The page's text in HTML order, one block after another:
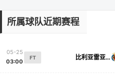
所属球队近期赛程
05-25
03:00
FT 比利亚雷亚尔